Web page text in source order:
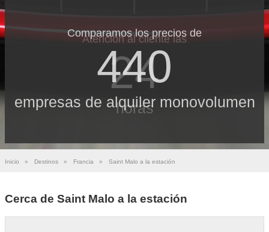
Comparamos los precios de
440
empresas de alquiler monovolumen
Atención al cliente las
24
horas
Inicio » Destinos » Francia » Saint Malo a la estación
Cerca de Saint Malo a la estación